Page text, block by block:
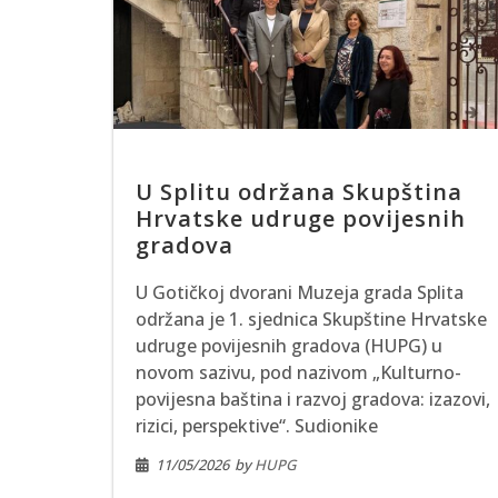
U Splitu održana Skupština
Hrvatske udruge povijesnih
gradova
U Gotičkoj dvorani Muzeja grada Splita
održana je 1. sjednica Skupštine Hrvatske
udruge povijesnih gradova (HUPG) u
novom sazivu, pod nazivom „Kulturno-
povijesna baština i razvoj gradova: izazovi,
rizici, perspektive“. Sudionike
11/05/2026 byHUPG